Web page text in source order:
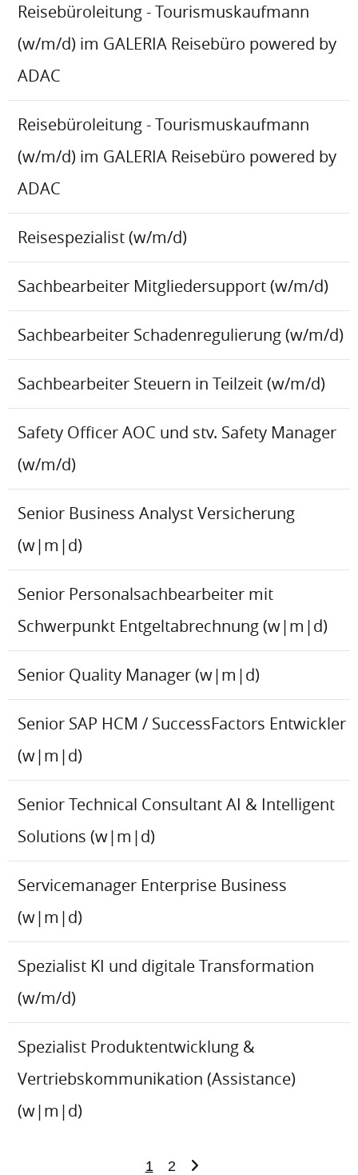
Reisebüroleitung - Tourismuskaufmann
(w/m/d) im GALERIA Reisebüro powered by
ADAC
Reisebüroleitung - Tourismuskaufmann
(w/m/d) im GALERIA Reisebüro powered by
ADAC
Reisespezialist (w/m/d)
Sachbearbeiter Mitgliedersupport (w/m/d)
Sachbearbeiter Schadenregulierung (w/m/d)
Sachbearbeiter Steuern in Teilzeit (w/m/d)
Safety Officer AOC und stv. Safety Manager
(w/m/d)
Senior Business Analyst Versicherung
(w|m|d)
Senior Personalsachbearbeiter mit
Schwerpunkt Entgeltabrechnung (w|m|d)
Senior Quality Manager (w|m|d)
Senior SAP HCM / SuccessFactors Entwickler
(w|m|d)
Senior Technical Consultant AI & Intelligent
Solutions (w|m|d)
Servicemanager Enterprise Business
(w|m|d)
Spezialist KI und digitale Transformation
(w/m/d)
Spezialist Produktentwicklung &
Vertriebskommunikation (Assistance)
(w|m|d)
1 2